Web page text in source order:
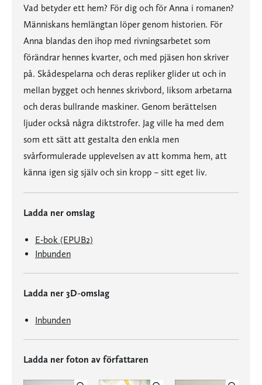
Vad betyder ett hem? För dig och för Anna i romanen?
Människans hemlängtan löper genom historien. För
Anna blandas den ihop med rivningsarbetet som
förändrar hennes kvarter, och med pjäsen hon skriver
på. Skådespelarna och deras repliker glider ut och in
mellan bygget och hennes skrivbord, liksom arbetarna
och deras bullrande maskiner. Genom berättelsen
ljuder också några diktstrofer. Jag ville ha med dem
som ett sätt att gestalta den enkla men
svårformulerade upplevelsen av att komma hem, att
känna igen sig själv och sin kropp – sitt eget liv.
Ladda ner omslag
E-bok (EPUB2)
Inbunden
Ladda ner 3D-omslag
Inbunden
Ladda ner foton av författaren